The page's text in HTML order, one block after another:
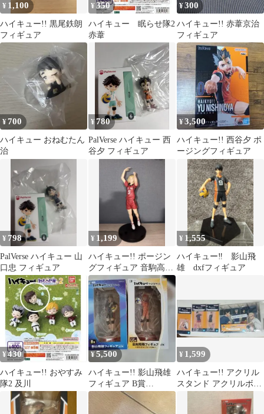
¥ 1,100
ハイキュー!! 黒尾鉄朗
フィギュア
¥ 350
ハイキュー 眠らせ隊2
赤葦
¥300
ハイキュー!! 赤葦京治
フィギュア
¥700
ハイキュー おねむたん
治
¥780
PalVerse ハイキュー 西
谷夕 フィギュア
¥3,500
ハイキュー!! 西谷夕 ポ
ージングフィギュア
¥ 798
PalVerse ハイキュー 山
口忠 フィギュア
¥ 1,199
ハイキュー!! ポージン
グフィギュア 音駒高校
孤爪研磨
¥ 1,555
ハイキュー‼︎ 影山飛
雄 dxfフィギュア
¥430
ハイキュー!! おやすみ
隊2 及川
¥5,500
ハイキュー!! 影山飛雄
フィギュア B賞
日向翔陽
フィギュアLG賞
¥ 1,599
ハイキュー!! アクリル
スタンド アクリルボー